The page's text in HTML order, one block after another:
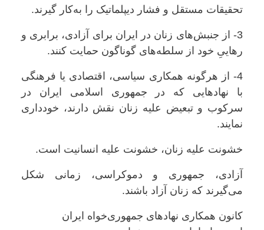
تحقیقات مستقل و فشار دیپلماتیک را به‌کار گیرند.
3- از جنبش‌های زنان در ایران برای آزادی، برابری و
رهاییِ خود از سلطه‌های گوناگون حمایت کنند.
4- از هرگونه همکاری سیاسی، اقتصادی یا فرهنگی
با نهادهایی که در جمهوری اسلامی ایران در
سرکوب و تبعیض علیه زنان نقش دارند، خودداری
نمایند.
خشونت علیه زنان، خشونت علیه انسانیت است.
آزادی، جمهوری و دموکراسی، زمانی شکل
می‌گیرند که زنان آزاد باشند.
کانون همکاری نهادهای جمهوری‌خواه ایران